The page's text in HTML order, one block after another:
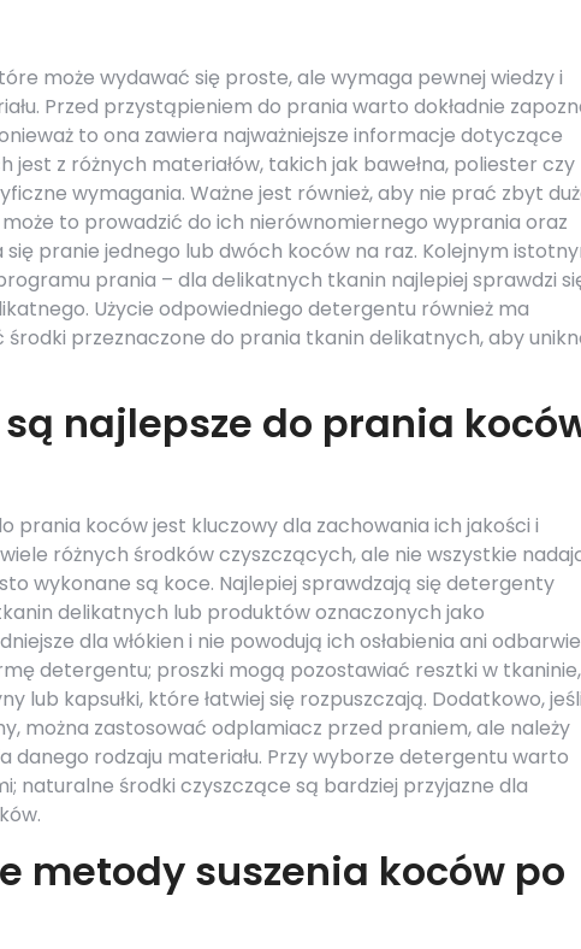
może wydawać się proste, ale wymaga pewnej wiedzy i
Przed przystąpieniem do prania warto dokładnie
to ona zawiera najważniejsze informacje dotyczące
jest z różnych materiałów, takich jak bawełna, poliester czy
wymagania. Ważne jest również, aby nie prać zbyt
to prowadzić do ich nierównomiernego wyprania oraz
się pranie jednego lub dwóch koców na raz. Kolejnym
prania – dla delikatnych tkanin najlepiej sprawdzi
Użycie odpowiedniego detergentu również ma
przeznaczone do prania tkanin delikatnych, aby
najlepsze do prania
prania koców jest kluczowy dla zachowania ich jakości i
różnych środków czyszczących, ale nie wszystkie
wykonane są koce. Najlepiej sprawdzają się detergenty
delikatnych lub produktów oznaczonych jako
dla włókien i nie powodują ich osłabienia ani
detergentu; proszki mogą pozostawiać resztki w tkaninie,
lub kapsułki, które łatwiej się rozpuszczają. Dodatkowo, jeśli
można zastosować odplamiacz przed praniem, ale należy
danego rodzaju materiału. Przy wyborze detergentu warto
naturalne środki czyszczące są bardziej przyjazne dla
metody suszenia koców po